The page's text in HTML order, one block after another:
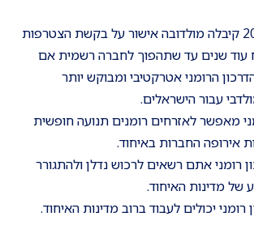
רק ביוני 2022 קיבלה מולדובה אישור על בקשת הצטרפות
עוד שנים עד שתהפוך לחברה רשמית אם
הרומני אטרקטיבי ומבוקש יותר
עבור הישראלים.
מאפשר לאזרחים רומנים תנועה חופשית
אירופה החברות באיחוד.
רומני אתם רשאים לרכוש נדלן ולהתגורר
של מדינות האיחוד.
רומני יכולים לעבוד ברוב מדינות האיחוד.